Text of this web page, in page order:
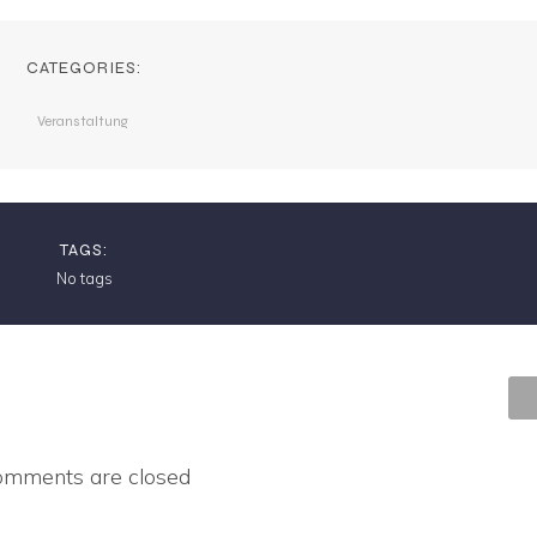
CATEGORIES:
Veranstaltung
TAGS:
No tags
are closed